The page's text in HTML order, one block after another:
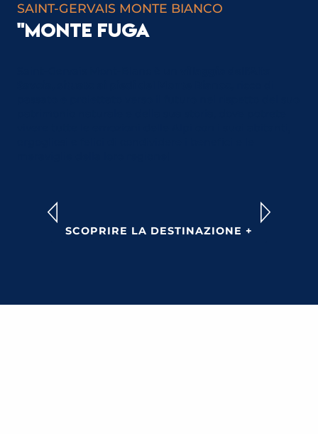
SAINT-GERVAIS MONTE BIANCO
"MONTE FUGA
SCOPRIRE LA DESTINAZIONE +